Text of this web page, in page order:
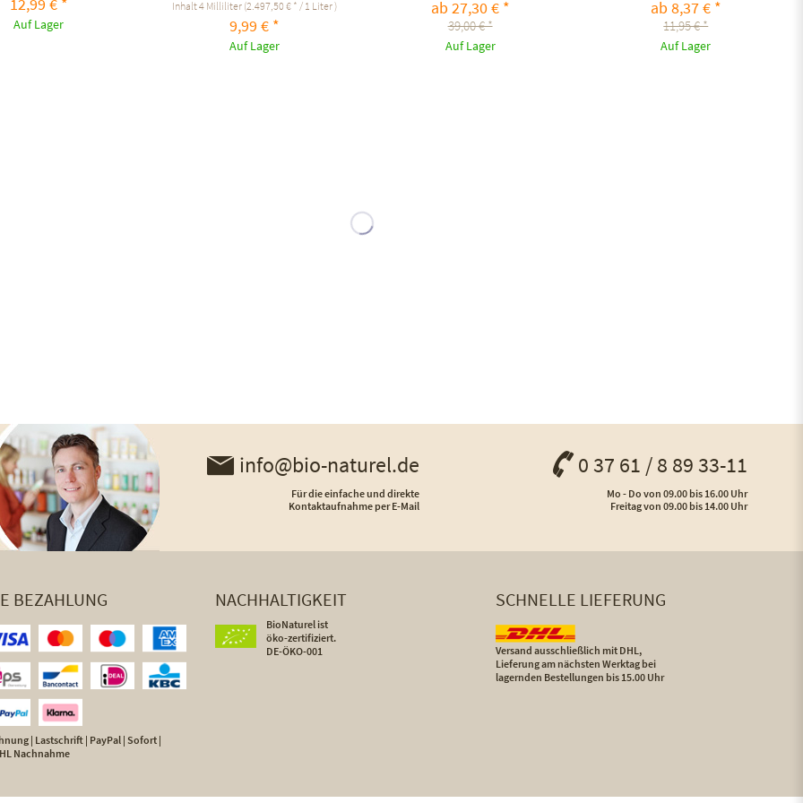
Auf Lager
Inhalt4 Milliliter (2.497,50 € * / 1 Liter )
9,99 € *
Auf Lager
ab 27,30 € *
39,00 € *
Auf Lager
ab 8,37 € *
11,95 € *
Auf Lager
info@bio-naturel.de
Für die einfache und direkte
Kontaktaufnahme per E-Mail
0 37 61 / 8 89 33-11
Mo - Do von 09.00 bis 16.00 Uhr
Freitag von 09.00 bis 14.00 Uhr
BEZAHLUNG
| Lastschrift | PayPal | Sofort |
Nachnahme
NACHHALTIGKEIT
BioNaturel ist
öko-zertifiziert.
DE-ÖKO-001
SCHNELLE LIEFERUNG
Versand ausschließlich mit DHL,
Lieferung am nächsten Werktag bei
lagernden Bestellungen bis 15.00 Uhr